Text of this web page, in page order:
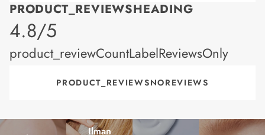
PRODUCT_REVIEWSHEADING
product_rating
4.8/5
product_reviewCountLabelReviewsOnly
PRODUCT_REVIEWSNOREVIEWS
Ilman